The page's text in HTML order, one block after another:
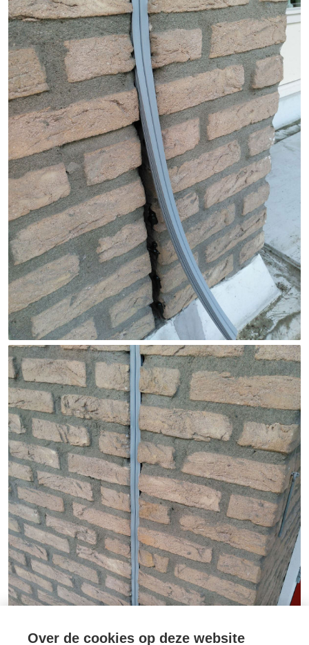
Over de cookies op deze website